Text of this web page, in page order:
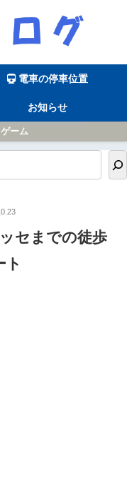
電車の停車位置
お知らせ
ーム
セまでの徒歩
ト